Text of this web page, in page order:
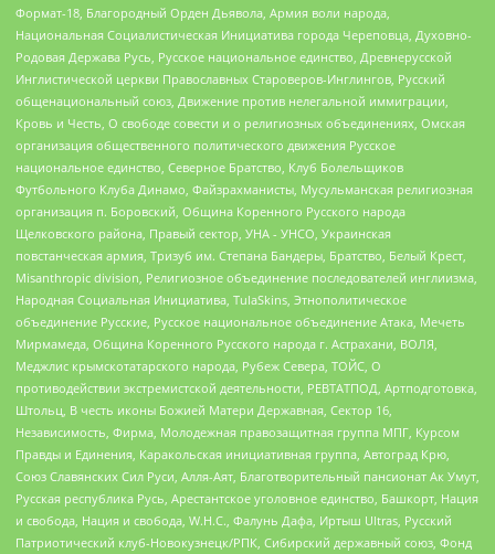
Формат-18, Благородный Орден Дьявола, Армия воли народа,
Национальная Социалистическая Инициатива города Череповца, Духовно-
Родовая Держава Русь, Русское национальное единство, Древнерусской
Инглистической церкви Православных Староверов-Инглингов, Русский
общенациональный союз, Движение против нелегальной иммиграции,
Кровь и Честь, О свободе совести и о религиозных объединениях, Омская
организация общественного политического движения Русское
национальное единство, Северное Братство, Клуб Болельщиков
Футбольного Клуба Динамо, Файзрахманисты, Мусульманская религиозная
организация п. Боровский, Община Коренного Русского народа
Щелковского района, Правый сектор, УНА - УНСО, Украинская
повстанческая армия, Тризуб им. Степана Бандеры, Братство, Белый Крест,
Misanthropic division, Религиозное объединение последователей инглиизма,
Народная Социальная Инициатива, TulaSkins, Этнополитическое
объединение Русские, Русское национальное объединение Атака, Мечеть
Мирмамеда, Община Коренного Русского народа г. Астрахани, ВОЛЯ,
Меджлис крымскотатарского народа, Рубеж Севера, ТОЙС, О
противодействии экстремистской деятельности, РЕВТАТПОД, Артподготовка,
Штольц, В честь иконы Божией Матери Державная, Сектор 16,
Независимость, Фирма, Молодежная правозащитная группа МПГ, Курсом
Правды и Единения, Каракольская инициативная группа, Автоград Крю,
Союз Славянских Сил Руси, Алля-Аят, Благотворительный пансионат Ак Умут,
Русская республика Русь, Арестантское уголовное единство, Башкорт, Нация
и свобода, Нация и свобода, W.H.С., Фалунь Дафа, Иртыш Ultras, Русский
Патриотический клуб-Новокузнецк/РПК, Сибирский державный союз, Фонд